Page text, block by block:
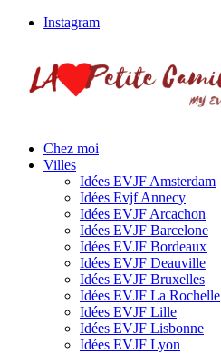
Instagram
Chez moi
Villes
Idées EVJF Amsterdam
Idées Evjf Annecy
Idées EVJF Arcachon
Idées EVJF Barcelone
Idées EVJF Bordeaux
Idées EVJF Deauville
Idées EVJF Bruxelles
Idées EVJF La Rochelle
Idées EVJF Lille
Idées EVJF Lisbonne
Idées EVJF Lyon